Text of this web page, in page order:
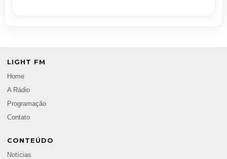
LIGHT FM
Home
A Rádio
Programação
Contato
CONTEÚDO
Notícias